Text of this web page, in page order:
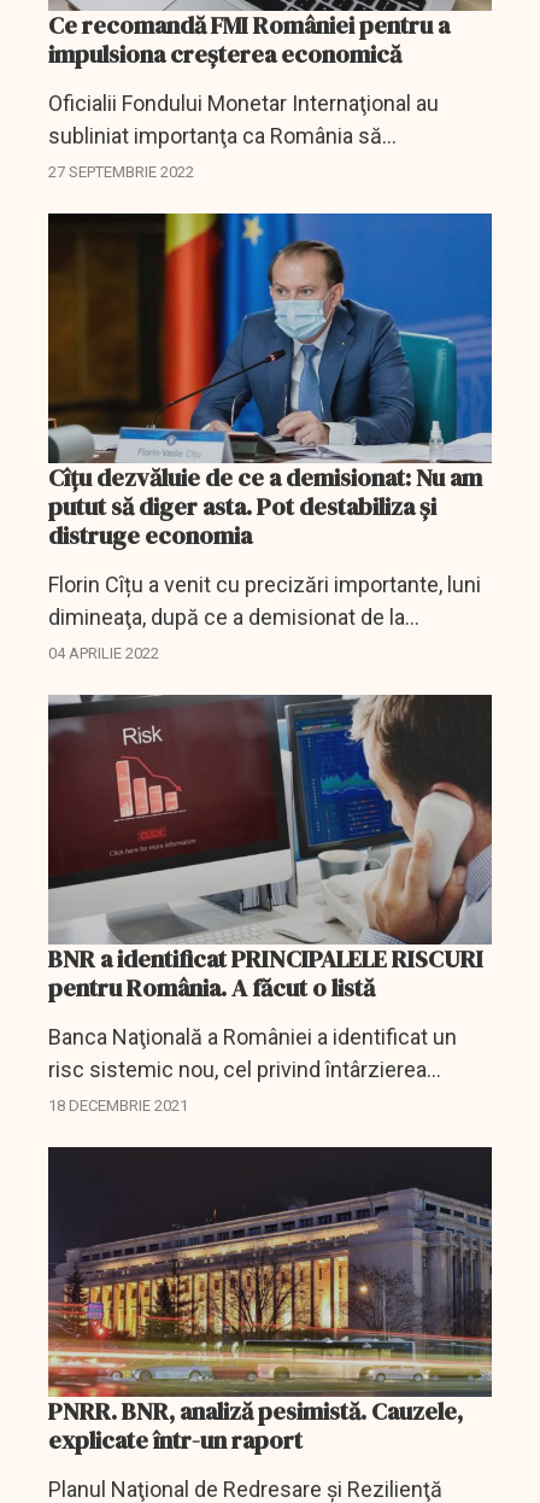
Ce recomandă FMI României pentru a
impulsiona creşterea economică
Oficialii Fondului Monetar Internaţional au
subliniat importanţa ca România să
implementeze politici macroeconomice
macroeconomică şi să revigoreze...
27 SEPTEMBRIE 2022
Cîţu dezvăluie de ce a demisionat: Nu am
putut să diger asta. Pot destabiliza și
distruge economia
Florin Cîțu a venit cu precizări importante, luni
dimineaţa, după ce a demisionat de la
conducerea PNL.
04 APRILIE 2022
BNR a identificat PRINCIPALELE RISCURI
pentru România. A făcut o listă
Banca Naţională a României a identificat un
risc sistemic nou, cel privind întârzierea
reformelor şi a absorbţiei fondurilor europene,
18 DECEMBRIE 2021
PNRR. BNR, analiză pesimistă. Cauzele,
explicate într-un raport
Planul Naţional de Redresare şi Rezilienţă